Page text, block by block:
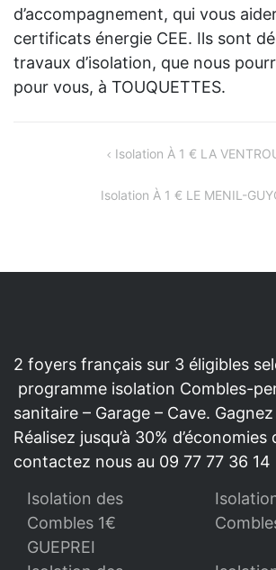
d’accompagnement, qui vous
certificats énergie CEE. Ils sont
travaux d’isolation, que nous
pour vous, à TOUQUETTES.
NAVIGATIONIsolation À 1 € LA
Isolation À 1 € LE MENIL-
2 foyers français sur 3 éligibles
programme isolation Combles-
sanitaire – Garage – Cave.
Réalisez jusqu’à 30% d’économies
contactez nous au 09 77 77 36 14
Isolation des
Combles 1€
GUEPREI